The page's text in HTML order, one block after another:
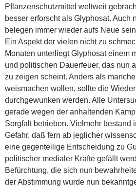
Pflanzenschutzmittel weltweit
besser erforscht als Glyphosat. Auch
belegen immer wieder aufs Neue
Ein Aspekt der vielen nicht zu
Monaten unterliegt Glyphosat einem
und politischen Dauerfeuer, das nun
zu zeigen scheint. Anders als
weismachen wollen, sollte die
durchgewunken werden. Alle
gerade wegen der anhaltenden
Sorgfalt betrieben. Vielmehr bestand
Gefahr, daß fern ab jeglicher
eine gegenteilige Entscheidung zu
politischer medialer Kräfte gefällt
Befürchtung, die sich nun
der Abstimmung wurde nun